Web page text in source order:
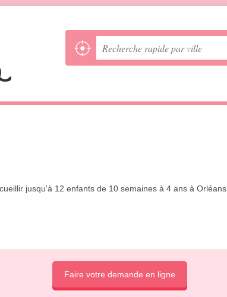
jusqu'à 12 enfants de 10 semaines à 4 ans à Orléans.
Faire votre demande en ligne